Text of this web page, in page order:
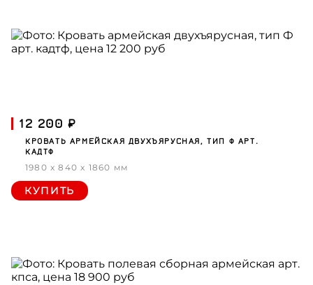
12 200 ₽
КРОВАТЬ АРМЕЙСКАЯ ДВУХЪЯРУСНАЯ, ТИП Ф АРТ.
КАДТФ
1980 x 840 x 1860 мм
КУПИТЬ